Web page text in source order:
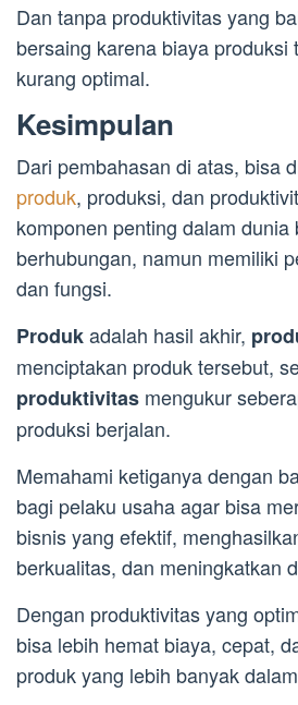
Dan tanpa produktivitas yang
bersaing karena biaya produksi
kurang optimal.
Kesimpulan
Dari pembahasan di atas, bisa
produk, produksi, dan
komponen penting dalam dunia
berhubungan, namun memiliki
dan fungsi.
Produkadalah hasil akhir,
menciptakan produk tersebut,
produktivitas mengukur
produksi berjalan.
Memahami ketiganya dengan
bagi pelaku usaha agar bisa
bisnis yang efektif,
berkualitas, dan meningkatkan
Dengan produktivitas yang
bisa lebih hemat biaya, cepat,
produk yang lebih banyak